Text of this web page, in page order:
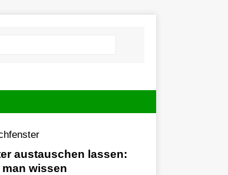
austauschen lassen:
wissen